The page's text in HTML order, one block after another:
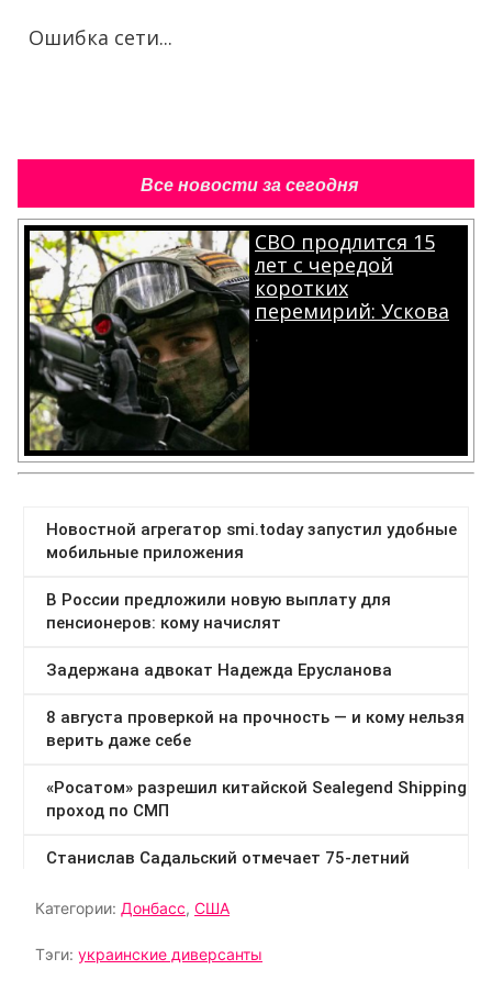
Ошибка сети...
Все новости за сегодня
СВО продлится 15
лет с чередой
коротких
перемирий: Ускова
.
Категории: Донбасс, США
Тэги: украинские диверсанты